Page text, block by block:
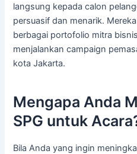
langsung kepada calon
persuasif dan menarik.
berbagai portofolio mitra
menjalankan campaign
kota Jakarta.
Mengapa Anda
SPG untuk
Bila Anda yang ingin